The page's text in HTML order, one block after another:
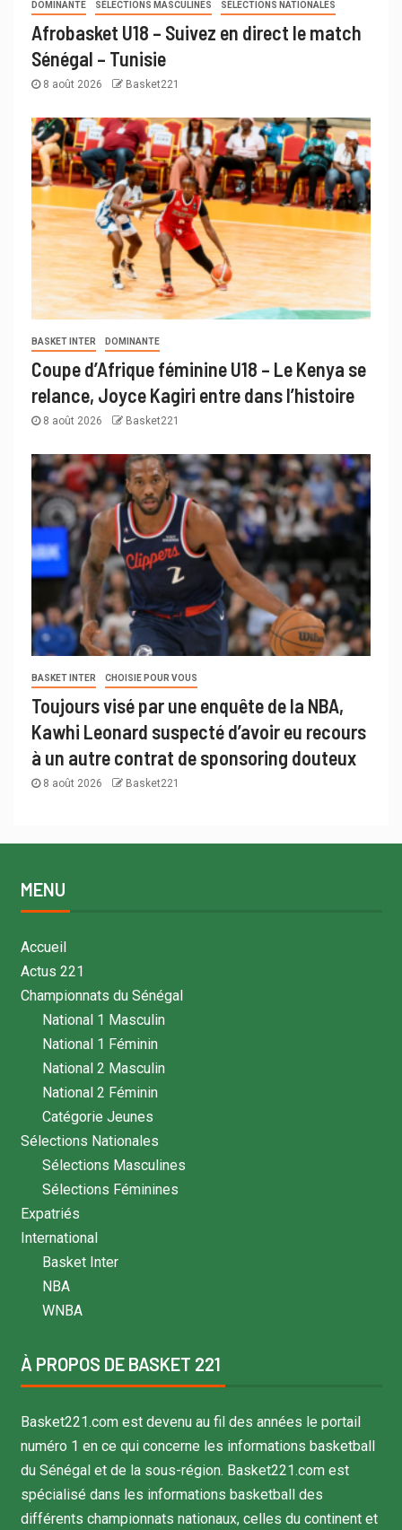
DOMINANTE SÉLECTIONS MASCULINES SÉLECTIONS NATIONALES
Afrobasket U18 – Suivez en direct le match
Sénégal – Tunisie
8 août 2026 Basket221
BASKET INTER DOMINANTE
Coupe d’Afrique féminine U18 – Le Kenya se
relance, Joyce Kagiri entre dans l’histoire
8 août 2026 Basket221
BASKET INTER CHOISIE POUR VOUS
Toujours visé par une enquête de la NBA,
Kawhi Leonard suspecté d’avoir eu recours
à un autre contrat de sponsoring douteux
8 août 2026 Basket221
MENU
Accueil
Actus 221
Championnats du Sénégal
National 1 Masculin
National 1 Féminin
National 2 Masculin
National 2 Féminin
Catégorie Jeunes
Sélections Nationales
Sélections Masculines
Sélections Féminines
Expatriés
International
Basket Inter
NBA
WNBA
À PROPOS DE BASKET 221
Basket221.com est devenu au fil des années le portail
numéro 1 en ce qui concerne les informations basketball
du Sénégal et de la sous-région. Basket221.com est
spécialisé dans les informations basketball des
différents championnats nationaux, celles du continent et